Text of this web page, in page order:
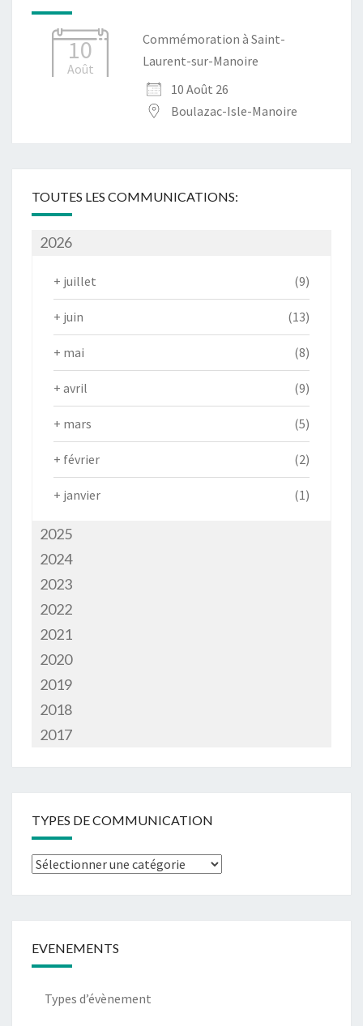
10
Août
Commémoration à Saint-
Laurent-sur-Manoire
10 Août 26
Boulazac-Isle-Manoire
TOUTES LES COMMUNICATIONS:
2026
+ juillet (9)
+ juin (13)
+ mai (8)
+ avril (9)
+ mars (5)
+ février (2)
+ janvier (1)
2025
2024
2023
2022
2021
2020
2019
2018
2017
TYPES DE COMMUNICATION
Types
EVENEMENTS
Types d’évènement